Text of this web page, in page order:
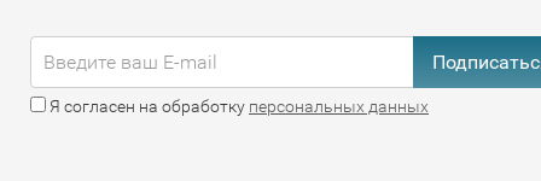
Я согласен на обработку персональных данных